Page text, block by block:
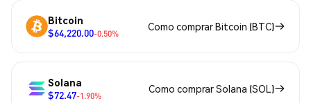
Bitcoin
$64,220.00-0.50%
Como comprar Bitcoin (BTC)
Solana
$72.47-1.90%
Como comprar Solana (SOL)